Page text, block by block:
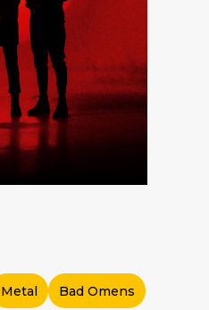
Metal Bad Omens